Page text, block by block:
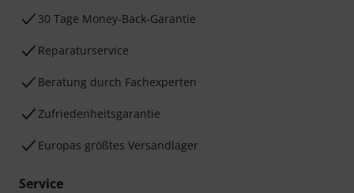
30 Tage Money-Back-Garantie
Reparaturservice
Beratung durch Fachexperten
Zufriedenheitsgarantie
Europas größtes Versandlager
Service